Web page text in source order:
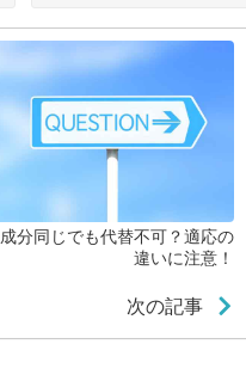
成分同じでも代替不可？適応の
違いに注意！
次の記事